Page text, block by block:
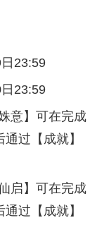
23:59
23:59
意】可在完成
过【成就】
启】可在完成
过【成就】